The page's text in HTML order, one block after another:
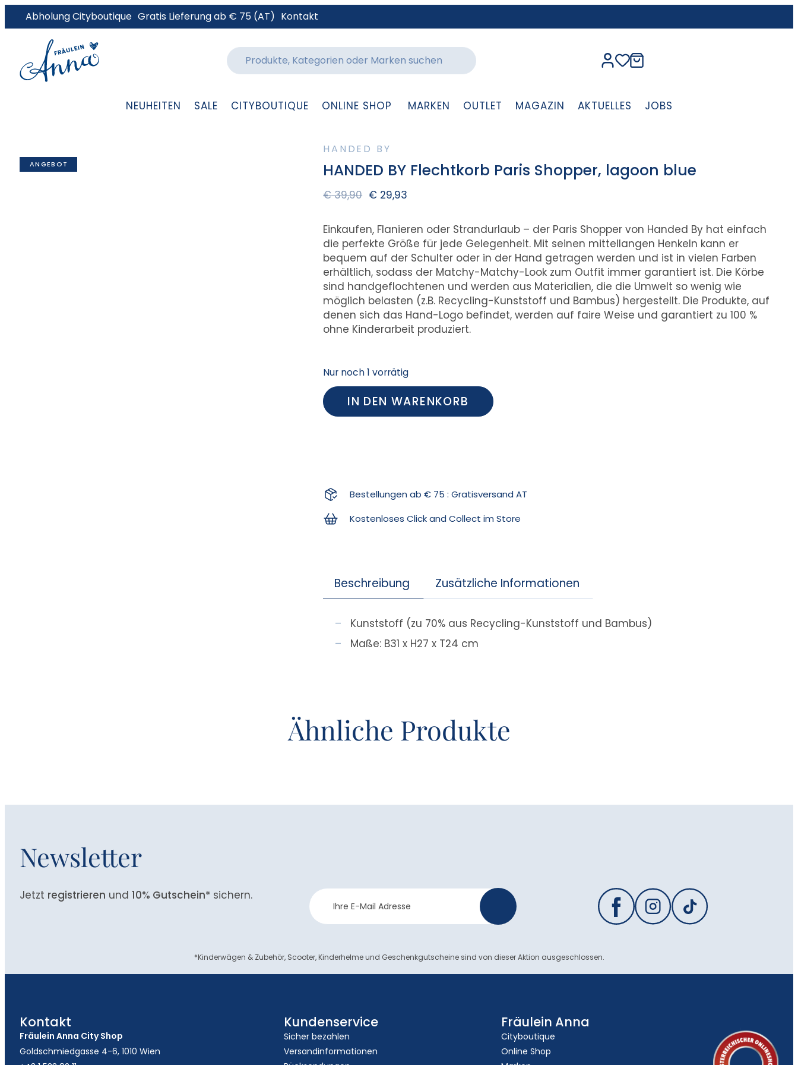
Abholung Cityboutique Gratis Lieferung ab € 75 (AT) Kontakt
NEUHEITEN SALE CITYBOUTIQUE ONLINE SHOP MARKEN OUTLET MAGAZIN AKTUELLES JOBS
ANGEBOT
HANDED BY
HANDED BY Flechtkorb Paris Shopper, lagoon blue
€39,90 € 29,93
Einkaufen, Flanieren oder Strandurlaub – der Paris Shopper von Handed By hat einfach
die perfekte Größe für jede Gelegenheit. Mit seinen mittellangen Henkeln kann er
bequem auf der Schulter oder in der Hand getragen werden und ist in vielen Farben
erhältlich, sodass der Matchy-Matchy-Look zum Outfit immer garantiert ist. Die Körbe
sind handgeflochtenen und werden aus Materialien, die die Umwelt so wenig wie
möglich belasten (z.B. Recycling-Kunststoff und Bambus) hergestellt. Die Produkte, auf
denen sich das Hand-Logo befindet, werden auf faire Weise und garantiert zu 100 %
ohne Kinderarbeit produziert.
Nur noch 1 vorrätig
IN DEN WARENKORB
Bestellungen ab € 75 : Gratisversand AT
Kostenloses Click and Collect im Store
Beschreibung Zusätzliche Informationen
Kunststoff (zu 70% aus Recycling-Kunststoff und Bambus)
Maße: B31 x H27 x T24 cm
Ähnliche Produkte
Newsletter
Jetzt registrieren und 10% Gutschein* sichern.
Newsletter
Anmeldung
*Kinderwägen & Zubehör, Scooter, Kinderhelme und Geschenkgutscheine sind von dieser Aktion ausgeschlossen.
Kontakt
Fräulein Anna City Shop
Goldschmiedgasse 4-6, 1010 Wien
Kundenservice
Sicher bezahlen
Versandinformationen
Fräulein Anna
Cityboutique
Online Shop